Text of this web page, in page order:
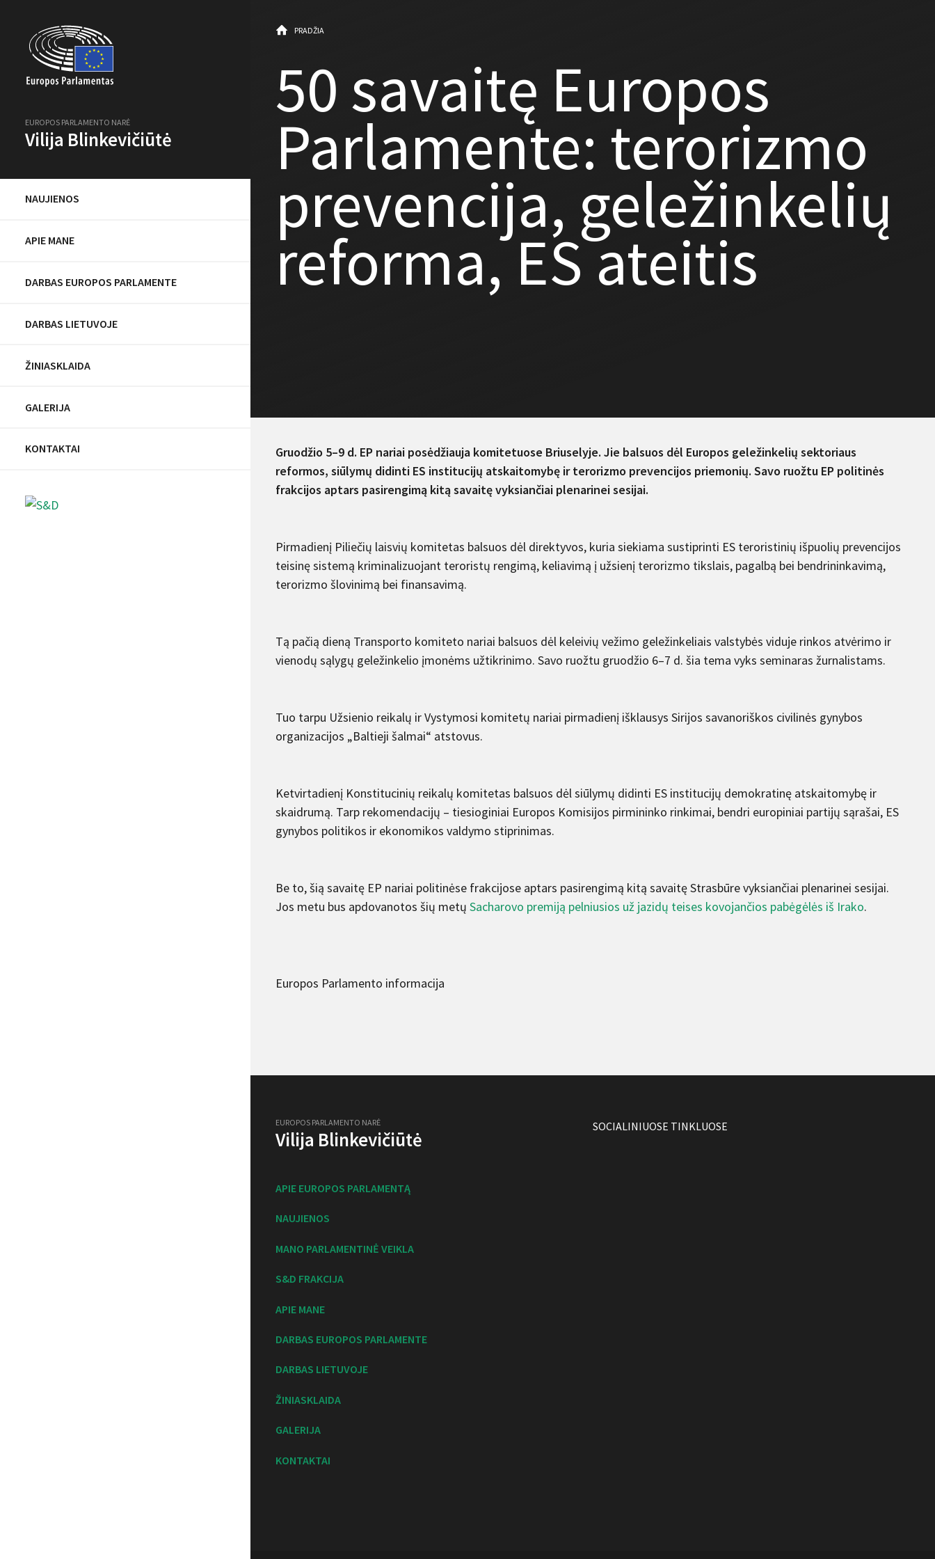
EUROPOS PARLAMENTO NARĖ
Vilija Blinkevičiūtė
NAUJIENOS
APIE MANE
DARBAS EUROPOS PARLAMENTE
DARBAS LIETUVOJE
ŽINIASKLAIDA
GALERIJA
KONTAKTAI
PRADŽIA
50 savaitę Europos
Parlamente: terorizmo
prevencija, geležinkelių
reforma, ES ateitis
Gruodžio 5–9 d. EP nariai posėdžiauja komitetuose Briuselyje. Jie balsuos dėl Europos geležinkelių sektoriaus
reformos, siūlymų didinti ES institucijų atskaitomybę ir terorizmo prevencijos priemonių. Savo ruožtu EP politinės
frakcijos aptars pasirengimą kitą savaitę vyksiančiai plenarinei sesijai.
Pirmadienį Piliečių laisvių komitetas balsuos dėl direktyvos, kuria siekiama sustiprinti ES teroristinių išpuolių prevencijos
teisinę sistemą kriminalizuojant teroristų rengimą, keliavimą į užsienį terorizmo tikslais, pagalbą bei bendrininkavimą,
terorizmo šlovinimą bei finansavimą.
Tą pačią dieną Transporto komiteto nariai balsuos dėl keleivių vežimo geležinkeliais valstybės viduje rinkos atvėrimo ir
vienodų sąlygų geležinkelio įmonėms užtikrinimo. Savo ruožtu gruodžio 6–7 d. šia tema vyks seminaras žurnalistams.
Tuo tarpu Užsienio reikalų ir Vystymosi komitetų nariai pirmadienį išklausys Sirijos savanoriškos civilinės gynybos
organizacijos „Baltieji šalmai“ atstovus.
Ketvirtadienį Konstitucinių reikalų komitetas balsuos dėl siūlymų didinti ES institucijų demokratinę atskaitomybę ir
skaidrumą. Tarp rekomendacijų – tiesioginiai Europos Komisijos pirmininko rinkimai, bendri europiniai partijų sąrašai, ES
gynybos politikos ir ekonomikos valdymo stiprinimas.
Be to, šią savaitę EP nariai politinėse frakcijose aptars pasirengimą kitą savaitę Strasbūre vyksiančiai plenarinei sesijai.
Jos metu bus apdovanotos šių metų Sacharovo premiją pelniusios už jazidų teises kovojančios pabėgėlės iš Irako.
Europos Parlamento informacija
EUROPOS PARLAMENTO NARĖ
Vilija Blinkevičiūtė
APIE EUROPOS PARLAMENTĄ
NAUJIENOS
MANO PARLAMENTINĖ VEIKLA
S&D FRAKCIJA
APIE MANE
DARBAS EUROPOS PARLAMENTE
DARBAS LIETUVOJE
ŽINIASKLAIDA
GALERIJA
KONTAKTAI
SOCIALINIUOSE TINKLUOSE